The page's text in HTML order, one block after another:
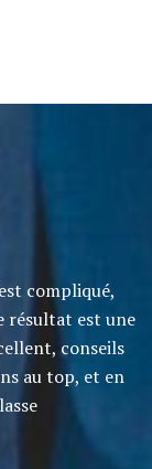
compliqué,
résultat est une
conseils
au top, et en